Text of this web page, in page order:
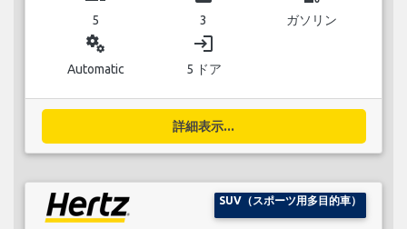
5 3 ガソリン
miscellaneous_services
Automatic
login
5 ドア
詳細表示...
SUV（スポーツ用多目的車）